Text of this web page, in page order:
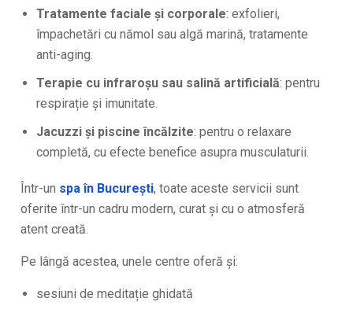
Tratamente faciale și corporale: exfolieri,
împachetări cu nămol sau algă marină, tratamente
anti-aging.
Terapie cu infraroșu sau salină artificială: pentru
respirație și imunitate.
Jacuzzi și piscine încălzite: pentru o relaxare
completă, cu efecte benefice asupra musculaturii.
Într-un spa în București, toate aceste servicii sunt
oferite într-un cadru modern, curat și cu o atmosferă
atent creată.
Pe lângă acestea, unele centre oferă și:
sesiuni de meditație ghidată